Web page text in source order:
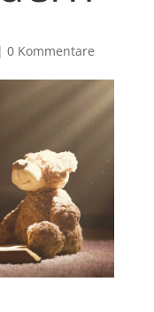
| 0 Kommentare